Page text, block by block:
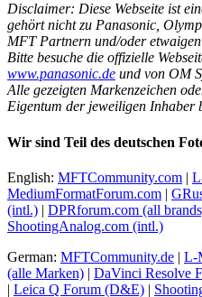
Disclaimer: Diese Webseite ist
gehört nicht zu Panasonic,
MFT Partnern und/oder
Bitte besuche die offizielle
www.panasonic.de und von OM
Alle gezeigten Markenzeichen
Eigentum der jeweiligen Inhaber
Wir sind Teil des deutschen
English: MFTCommunity.com |
MediumFormatForum.com |
(intl.) | DPRforum.com (all
ShootingAnalog.com (intl.)
German: MFTCommunity.de | L-
(alle Marken) | DaVinci Resolve
| Leica Q Forum (D&E) |